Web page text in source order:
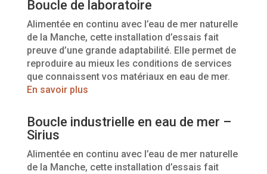
Boucle de laboratoire
Alimentée en continu avec l’eau de mer naturelle
de la Manche, cette installation d’essais fait
preuve d’une grande adaptabilité. Elle permet de
reproduire au mieux les conditions de services
que connaissent vos matériaux en eau de mer.
En savoir plus
Boucle industrielle en eau de mer –
Sirius
Alimentée en continu avec l’eau de mer naturelle
de la Manche, cette installation d’essais fait